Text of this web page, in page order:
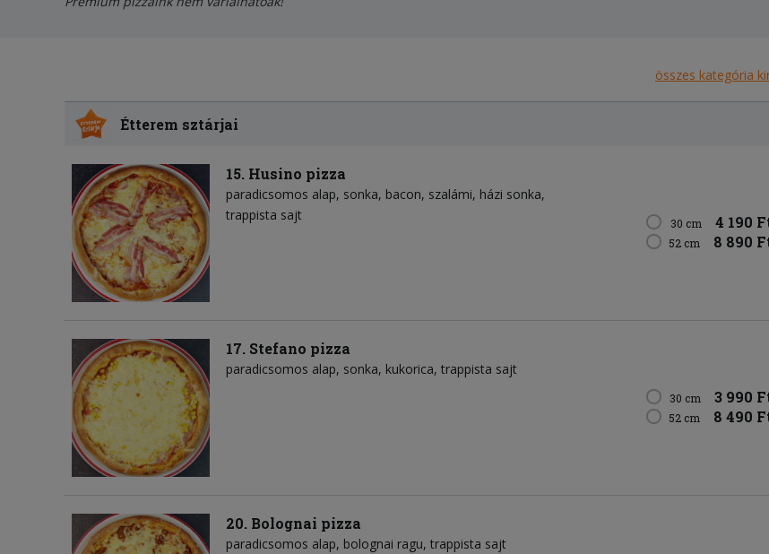
összes kategória
Étterem sztárjai
15. Husino pizza
paradicsomos alap sonka bacon szalámi házi sonka
trappista sajt
30 cm 4 190
52 cm 8 890
17. Stefano pizza
paradicsomos alap sonka kukorica trappista sajt
30 cm 3 990
52 cm 8 490
20. Bolognai pizza
paradicsomos alap bolognai ragu trappista sajt